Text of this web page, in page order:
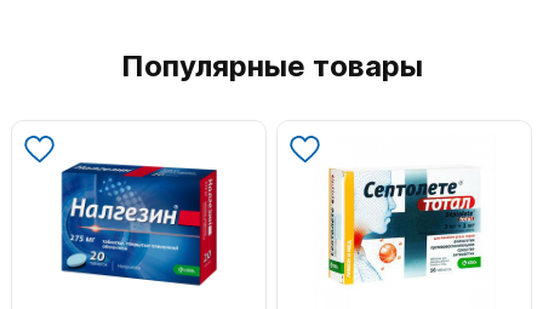
Популярные товары